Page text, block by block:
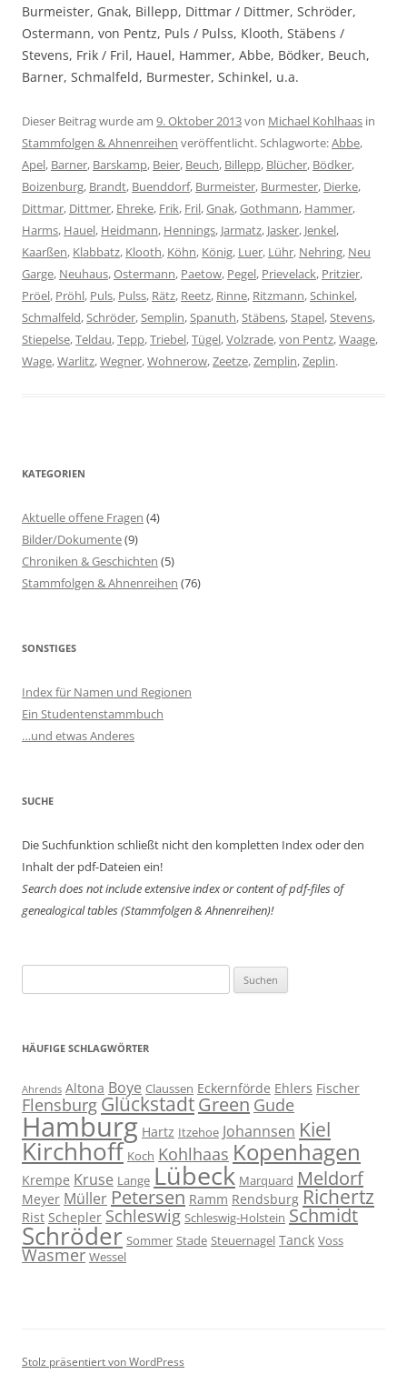
Burmeister, Gnak, Billepp, Dittmar / Dittmer, Schröder,
Ostermann, von Pentz, Puls / Pulss, Klooth, Stäbens /
Stevens, Frik / Fril, Hauel, Hammer, Abbe, Bödker, Beuch,
Barner, Schmalfeld, Burmester, Schinkel, u.a.
Dieser Beitrag wurde am 9. Oktober 2013von Michael Kohlhaas in
Stammfolgen & Ahnenreihen veröffentlicht. Schlagworte:Abbe,
Apel, Barner, Barskamp, Beier, Beuch, Billepp, Blücher, Bödker,
Boizenburg, Brandt, Buenddorf, Burmeister, Burmester, Dierke,
Dittmar, Dittmer, Ehreke, Frik, Fril,Gnak,Gothmann, Hammer,
Harms, Hauel, Heidmann, Hennings, Jarmatz, Jasker, Jenkel,
Kaarßen, Klabbatz, Klooth, Köhn, König, Luer, Lühr, Nehring, Neu
Garge, Neuhaus,Ostermann, Paetow, Pegel, Prievelack, Pritzier,
Pröel, Pröhl, Puls, Pulss, Rätz, Reetz, Rinne, Ritzmann,Schinkel,
Schmalfeld,Schröder,Semplin,Spanuth,Stäbens,Stapel,Stevens,
Stiepelse,Teldau,Tepp,Triebel,Tügel,Volzrade,von Pentz,Waage,
Wage,Warlitz,Wegner,Wohnerow,Zeetze,Zemplin,Zeplin.
KATEGORIEN
Aktuelle offene Fragen (4)
Bilder/Dokumente(9)
Chroniken & Geschichten (5)
Stammfolgen & Ahnenreihen (76)
SONSTIGES
Index für Namen und Regionen
Ein Studentenstammbuch
…und etwas Anderes
SUCHE
Die Suchfunktion schließt nicht den kompletten Index oder den
Inhalt der pdf-Dateien ein!
Search does not include extensive index or content ofpdf-files of
genealogical tables (Stammfolgen & Ahnenreihen)!
nach:
HÄUFIGE SCHLAGWÖRTER
Ahrends Altona Boye Claussen Eckernförde Ehlers Fischer
Flensburg GlückstadtGreen Gude
Hamburg Hartz Itzehoe Johannsen Kiel
Kirchhoff Koch Kohlhaas Kopenhagen
Krempe Kruse Lange Lübeck Marquard Meldorf
Meyer Müller Petersen Ramm Rendsburg Richertz
Rist Schepler Schleswig Schleswig-Holstein Schmidt
Schröder Sommer Stade Steuernagel Tanck Voss
Wasmer Wessel
Stolz präsentiert von WordPress